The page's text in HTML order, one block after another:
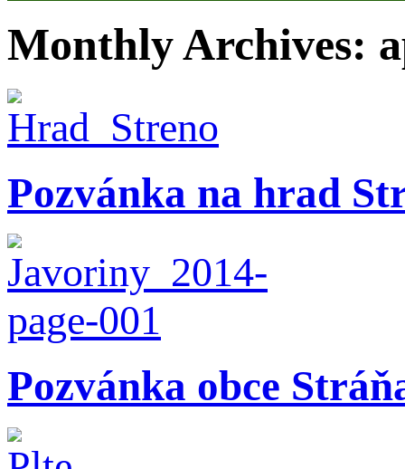
Monthly Archives:
Pozvánka na hrad
Pozvánka obce